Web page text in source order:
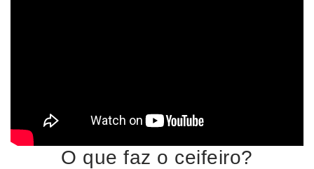
O que faz o ceifeiro?